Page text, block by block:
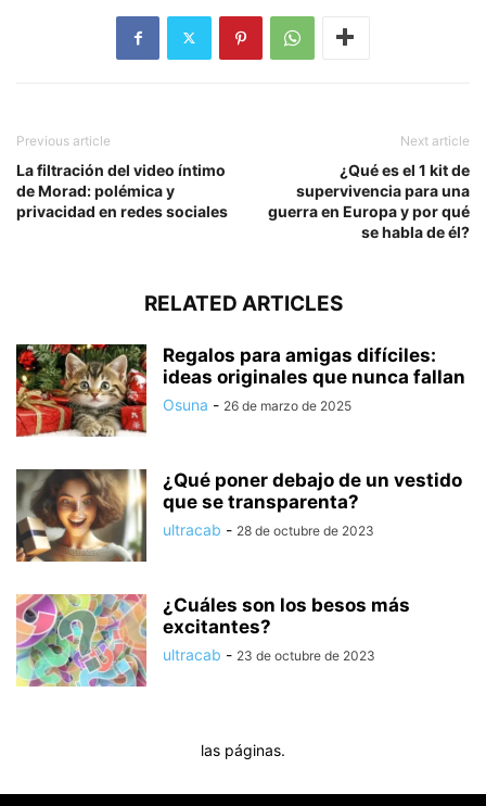
Previous article
La filtración del video íntimo
de Morad: polémica y
privacidad en redes sociales
Next article
¿Qué es el 1 kit de
supervivencia para una
guerra en Europa y por qué
se habla de él?
RELATED ARTICLES
Regalos para amigas difíciles:
ideas originales que nunca fallan
Osuna - 26 de marzo de 2025
¿Qué poner debajo de un vestido
que se transparenta?
ultracab - 28 de octubre de 2023
¿Cuáles son los besos más
excitantes?
ultracab - 23 de octubre de 2023
las páginas.